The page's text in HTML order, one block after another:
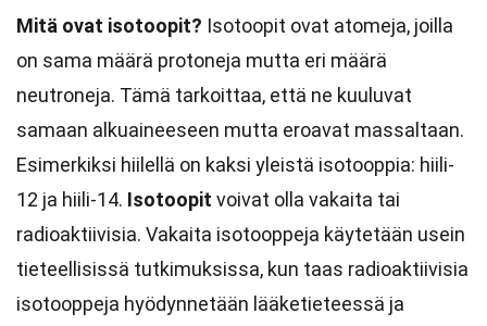
Mitä ovat isotoopit? Isotoopit ovat atomeja, joilla
on sama määrä protoneja mutta eri määrä
neutroneja. Tämä tarkoittaa, että ne kuuluvat
samaan alkuaineeseen mutta eroavat massaltaan.
Esimerkiksi hiilellä on kaksi yleistä isotooppia: hiili-
12 ja hiili-14. Isotoopit voivat olla vakaita tai
radioaktiivisia. Vakaita isotooppeja käytetään usein
tieteellisissä tutkimuksissa, kun taas radioaktiivisia
isotooppeja hyödynnetään lääketieteessä ja